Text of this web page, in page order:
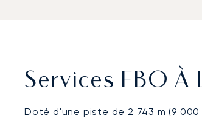
Services FBO À
Doté d'une piste de 2 743 m (9